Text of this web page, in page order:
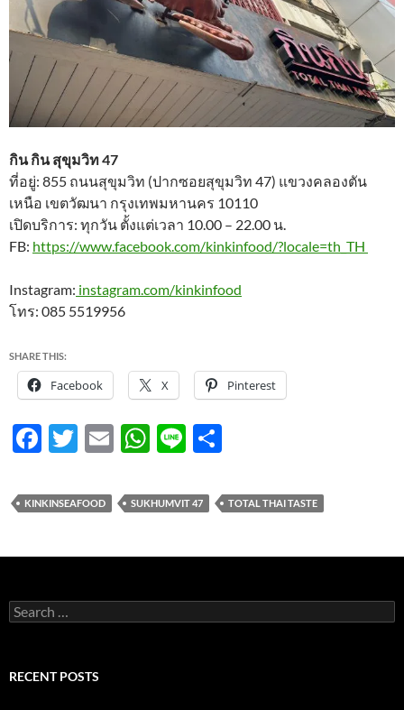
กิน กิน สุขุมวิท 47
ที่อยู่: 855 ถนนสุขุมวิท (ปากซอยสุขุมวิท 47) แขวงคลองตัน
เหนือ เขตวัฒนา กรุงเทพมหานคร 10110
เปิดบริการ: ทุกวัน ตั้งแต่เวลา 10.00 – 22.00 น.
FB: https://www.facebook.com/kinkinfood/?locale=th_TH
Instagram: instagram.com/kinkinfood
โทร: 085 5519956
SHARE THIS:
Facebook X Pinterest
F
e
b
o
k
T
itt
er
E
ail
W
at
s
A
p
Li
e ar
e
KINKINSEAFOOD SUKHUMVIT 47 TOTAL THAI TASTE
Search
for:
RECENT POSTS